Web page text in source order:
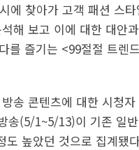
에 찾아가 고객 패션 스
해 보고 이에 대한 대안
를 즐기는 <99절절 트
송 콘텐츠에 대한 시청
송(5/1~5/13)이 기존 일
도 높았던 것으로 집계됐